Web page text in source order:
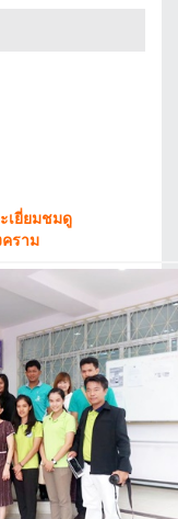
เยี่ยมชมดู
ราม